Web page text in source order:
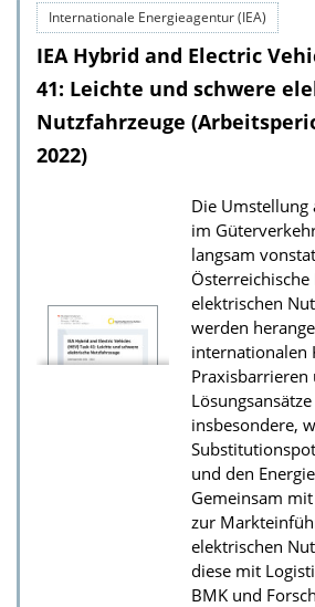
Internationale Energieagentur (IEA)
IEA Hybrid and Electric
41: Leichte und schwere
Nutzfahrzeuge
2022)
Die Umstellung
im
langsam
elektrischen
werden
internationalen
Praxisbarrieren
insbesondere,
und den
Gemeinsam
zur
elektrischen
diese mit
BMK und